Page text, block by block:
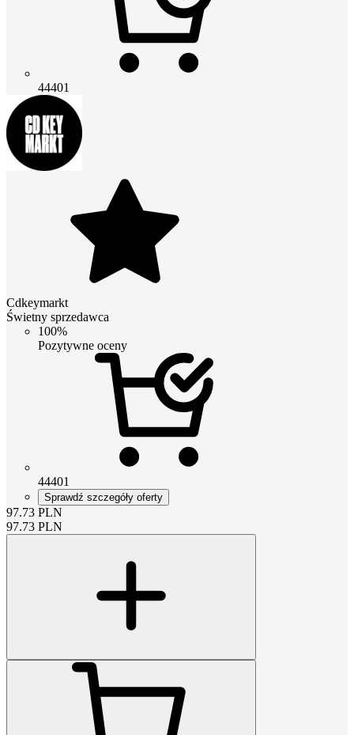
44401
Cdkeymarkt
Świetny sprzedawca
100%
Pozytywne oceny
44401
Sprawdź szczegóły oferty
97.73 PLN
97.73 PLN